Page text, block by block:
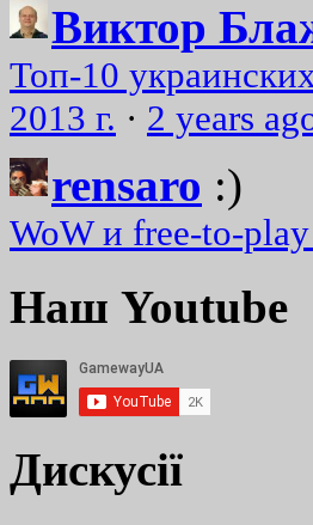
Виктор
Топ-10
2013 г. · 2 years
rensaro :)
WoW и free-to-
Наш Youtube
Дискусії